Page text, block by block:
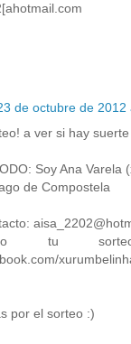
de octubre de 2012
a ver si hay suerte
Soy Ana Varela
de Compostela
tu
por el sorteo :)